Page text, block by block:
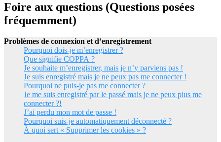
Foire aux questions (Questions posées
fréquemment)
Problèmes de connexion et d’enregistrement
Pourquoi dois-je m’enregistrer ?
Que signifie COPPA ?
Je souhaite m’enregistrer, mais je n’y parviens pas !
Je suis enregistré mais je ne peux pas me connecter !
Pourquoi ne puis-je pas me connecter ?
Je me suis enregistré par le passé mais je ne peux plus me
connecter ?!
J’ai perdu mon mot de passe !
Pourquoi suis-je automatiquement déconnecté ?
À quoi sert « Supprimer les cookies » ?